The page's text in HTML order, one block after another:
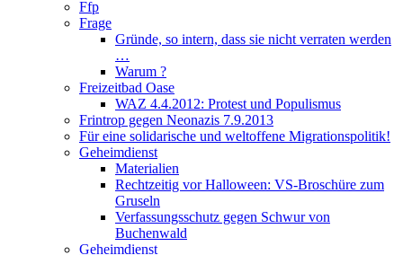
Ffp
Frage
Gründe, so intern, dass sie nicht verraten werden
…
Warum ?
Freizeitbad Oase
WAZ 4.4.2012: Protest und Populismus
Frintrop gegen Neonazis 7.9.2013
Für eine solidarische und weltoffene Migrationspolitik!
Geheimdienst
Materialien
Rechtzeitig vor Halloween: VS-Broschüre zum
Gruseln
Verfassungsschutz gegen Schwur von
Buchenwald
Geheimdienst